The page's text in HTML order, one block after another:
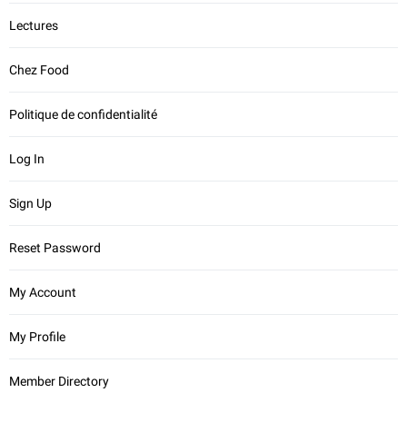
Lectures
Chez Food
Politique de confidentialité
Log In
Sign Up
Reset Password
My Account
My Profile
Member Directory